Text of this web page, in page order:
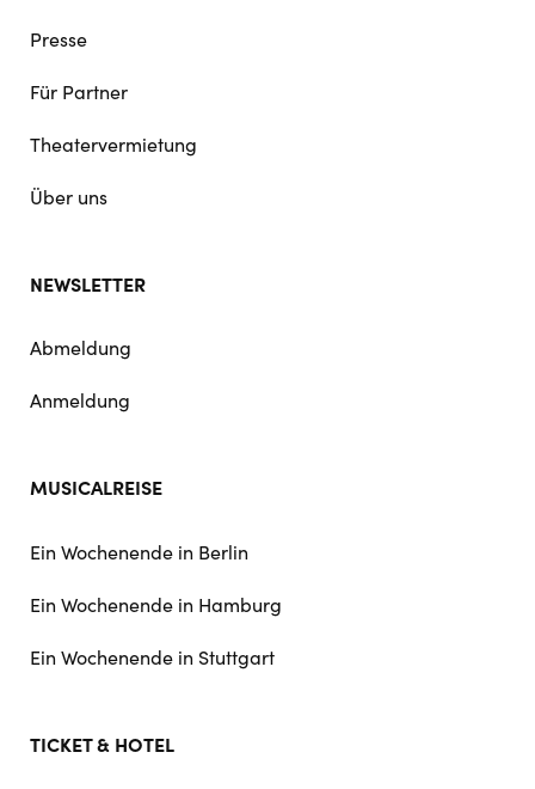
Presse
Für Partner
Theatervermietung
Über uns
NEWSLETTER
Abmeldung
Anmeldung
MUSICALREISE
Ein Wochenende in Berlin
Ein Wochenende in Hamburg
Ein Wochenende in Stuttgart
TICKET & HOTEL